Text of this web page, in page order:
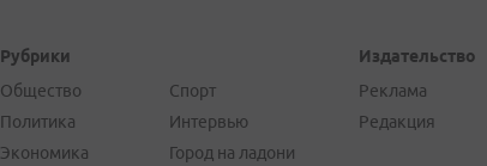
Рубрики
Общество
Политика
Экономика
Спорт
Интервью
Город на ладони
Издательство
Реклама
Редакция